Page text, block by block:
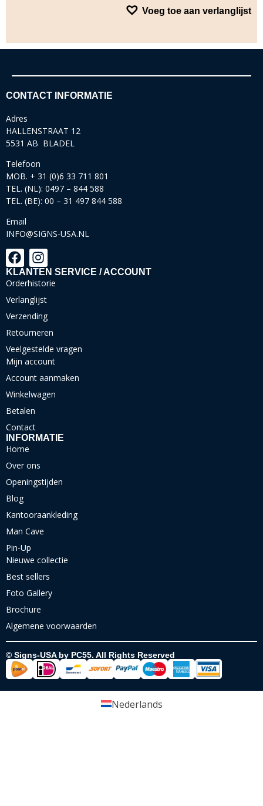
Voeg toe aan verlanglijst
CONTACT INFORMATIE
Adres
HALLENSTRAAT 12
5531 AB BLADEL
Telefoon
MOB. + 31 (0)6 33 711 801
TEL. (NL): 0497 – 844 588
TEL. (BE): 00 – 31 497 844 588
Email
INFO@SIGNS-USA.NL
KLANTEN SERVICE / ACCOUNT
Orderhistorie
Verlanglijst
Verzending
Retourneren
Veelgestelde vragen
Mijn account
Account aanmaken
Winkelwagen
Betalen
Contact
INFORMATIE
Home
Over ons
Openingstijden
Blog
Kantooraankleding
Man Cave
Pin-Up
Nieuwe collectie
Best sellers
Foto Gallery
Brochure
Algemene voorwaarden
© Signs-USA by PC55. All Rights Reserved
Nederlands